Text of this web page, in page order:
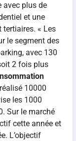
avec plus de
et une
« Les
le segment des
avec 130
2 fois plus
10000
les 1000
Sur le marché
cette année et
L’objectif